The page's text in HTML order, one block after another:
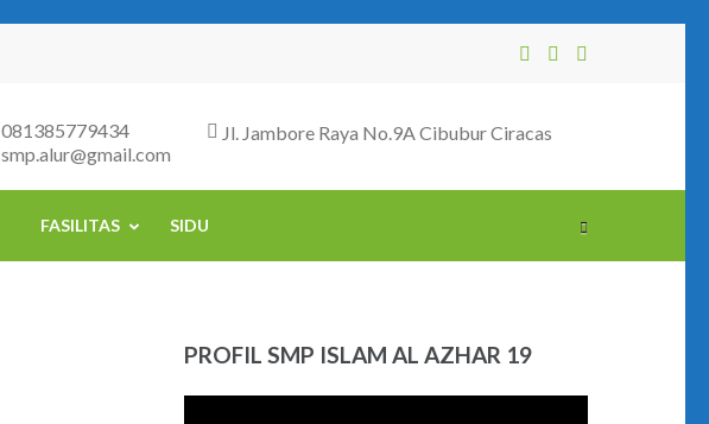
Jl. Jambore Raya No.9A Cibubur Ciracas
081385779434
smp.alur@gmail.com
FASILITAS SIDU
PROFIL SMP ISLAM AL AZHAR 19